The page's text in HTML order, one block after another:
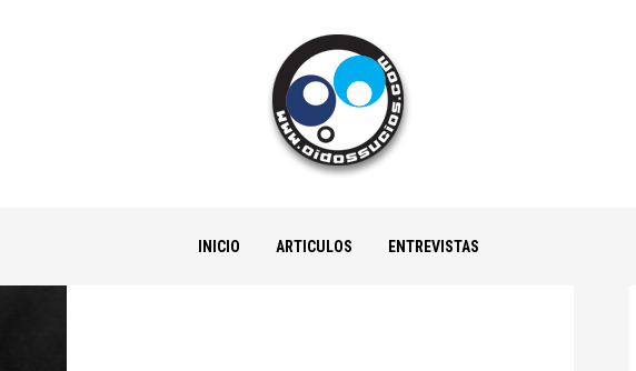
INICIO ARTICULOS ENTREVISTAS